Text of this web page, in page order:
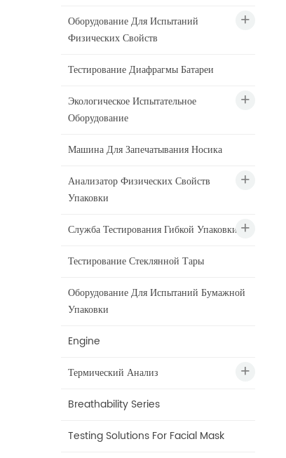
Оборудование Для Испытаний
Физических Свойств
Тестирование Диафрагмы Батареи
Экологическое Испытательное
Оборудование
Машина Для Запечатывания Носика
Анализатор Физических Свойств
Упаковки
Служба Тестирования Гибкой Упаковки
Тестирование Стеклянной Тары
Оборудование Для Испытаний Бумажной
Упаковки
Engine
Термический Анализ
Breathability Series
Testing Solutions For Facial Mask